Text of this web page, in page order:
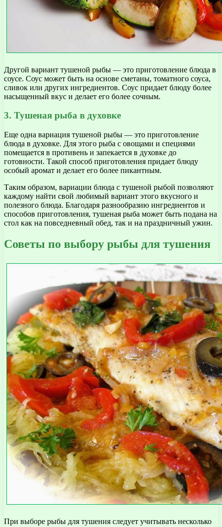
Другой вариант тушеной рыбы — это приготовление блюда в
соусе. Соус может быть на основе сметаны, томатного соуса,
сливок или других ингредиентов. Соус придает блюду более
насыщенный вкус и делает его более сочным.
3. Тушеная рыба в духовке
Еще одна вариация тушеной рыбы — это приготовление
блюда в духовке. Для этого рыба с овощами и специями
помещается в противень и запекается в духовке до
готовности. Такой способ приготовления придает блюду
особый аромат и делает его более пикантным.
Таким образом, вариации блюда с тушеной рыбой позволяют
каждому найти свой любимый вариант этого вкусного и
полезного блюда. Благодаря разнообразию ингредиентов и
способов приготовления, тушеная рыба может быть подана на
стол как на повседневный обед, так и на праздничный ужин.
Советы по выбору рыбы для тушения
При выборе рыбы для тушения следует учитывать несколько